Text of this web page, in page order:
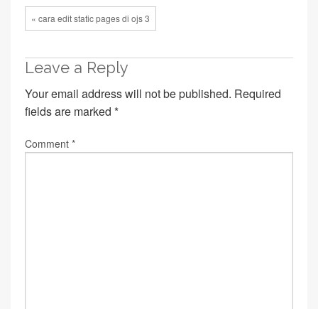
« cara edit static pages di ojs 3
Leave a Reply
Your email address will not be published. Required
fields are marked *
Comment *